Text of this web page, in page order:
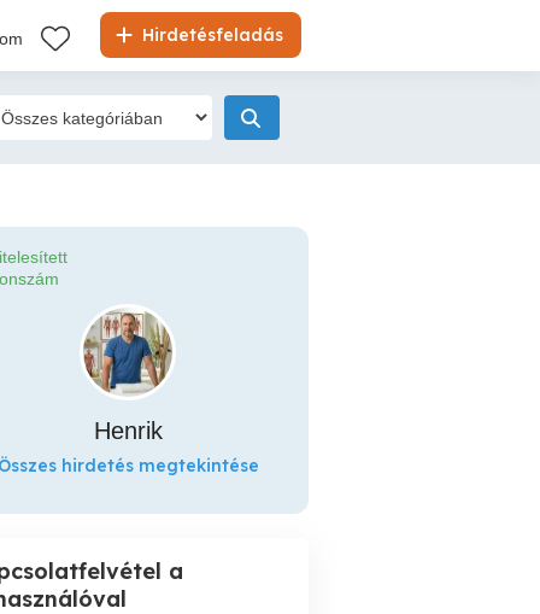
Hirdetésfeladás
Henrik
Összes hirdetés megtekintése
a